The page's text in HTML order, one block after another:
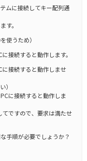
ムに接続してキー配列通
す。
使うため）
接続すると動作します。
接続すると動作しませ
）
に接続すると動作しま
てですので、要求は満たせ
手順が必要でしょうか？